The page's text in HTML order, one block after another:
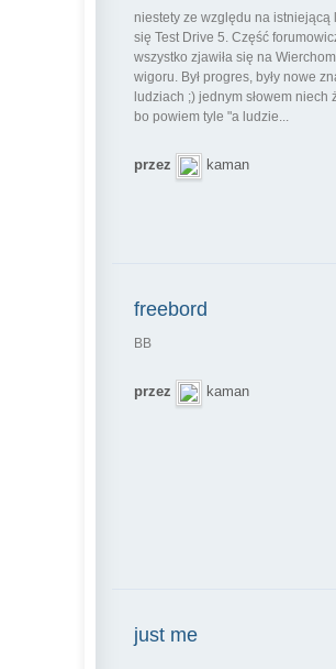
niestety ze względu na istniejącą
się Test Drive 5. Część
wszystko zjawiła się na
wigoru. Był progres, były nowe
ludziach ;) jednym słowem niech
bo powiem tyle "a ludzie...
przez kaman
freebord
BB
przez kaman
just me